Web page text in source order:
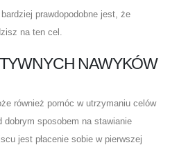
prawdopodobne jest, że
na ten cel.
NAWYKÓW
również pomóc w utrzymaniu celów
dobrym sposobem na stawianie
jest płacenie sobie w pierwszej